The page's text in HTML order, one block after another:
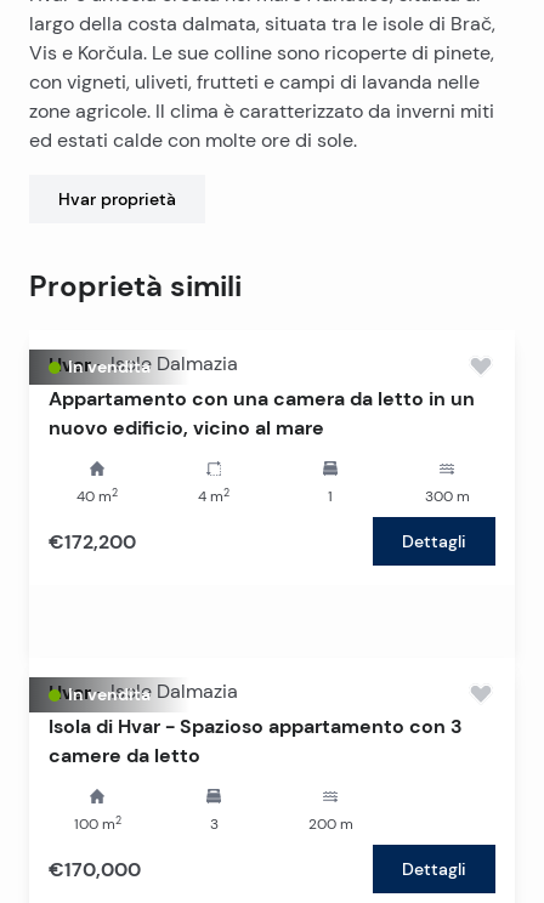
largo della costa dalmata, situata tra le isole di Brač,
Vis e Korčula. Le sue colline sono ricoperte di pinete,
con vigneti, uliveti, frutteti e campi di lavanda nelle
zone agricole. Il clima è caratterizzato da inverni miti
ed estati calde con molte ore di sole.
Hvar proprietà
Proprietà simili
In vendita
Hvar - Isole Dalmazia
Appartamento con una camera da letto in un
nuovo edificio, vicino al mare
40 m2 4 m2 1 300m
€172,200 Dettagli
In vendita
Hvar - Isole Dalmazia
Isola di Hvar - Spazioso appartamento con 3
camere da letto
100m2 3 200m
€170,000 Dettagli